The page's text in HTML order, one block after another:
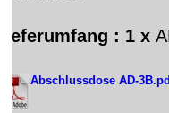
Lieferumfang : 1 x
Abschlussdose AD-